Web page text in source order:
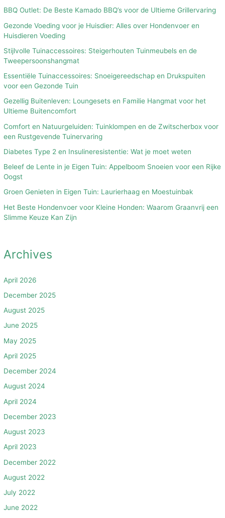
BBQ Outlet: De Beste Kamado BBQ’s voor de Ultieme Grillervaring
Gezonde Voeding voor je Huisdier: Alles over Hondenvoer en
Huisdieren Voeding
Stijlvolle Tuinaccessoires: Steigerhouten Tuinmeubels en de
Tweepersoonshangmat
Essentiële Tuinaccessoires: Snoeigereedschap en Drukspuiten
voor een Gezonde Tuin
Gezellig Buitenleven: Loungesets en Familie Hangmat voor het
Ultieme Buitencomfort
Comfort en Natuurgeluiden: Tuinklompen en de Zwitscherbox voor
een Rustgevende Tuinervaring
Diabetes Type 2 en Insulineresistentie: Wat je moet weten
Beleef de Lente in je Eigen Tuin: Appelboom Snoeien voor een Rijke
Oogst
Groen Genieten in Eigen Tuin: Laurierhaag en Moestuinbak
Het Beste Hondenvoer voor Kleine Honden: Waarom Graanvrij een
Slimme Keuze Kan Zijn
Archives
April 2026
December 2025
August 2025
June 2025
May 2025
April 2025
December 2024
August 2024
April 2024
December 2023
August 2023
April 2023
December 2022
August 2022
July 2022
June 2022